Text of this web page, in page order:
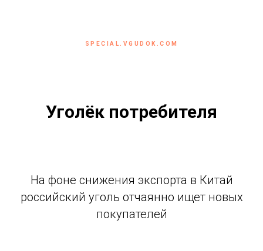
SPECIAL.VGUDOK.COM
Уголёк потребителя
На фоне снижения экспорта в Китай
российский уголь отчаянно ищет новых
покупателей